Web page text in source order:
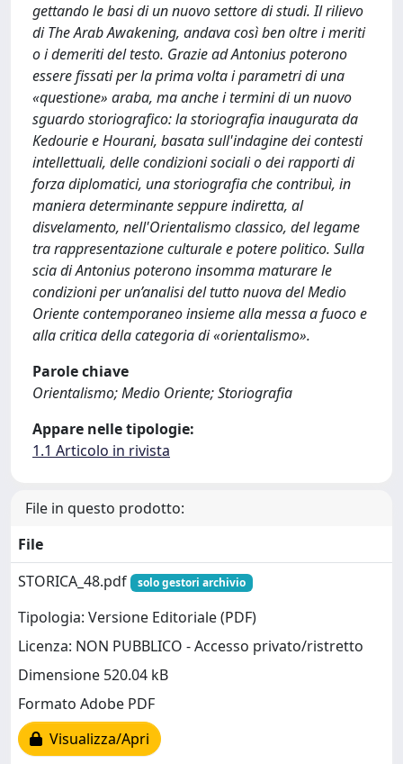
gettando le basi di un nuovo settore di studi. Il rilievo
di The Arab Awakening, andava così ben oltre i meriti
o i demeriti del testo. Grazie ad Antonius poterono
essere fissati per la prima volta i parametri di una
«questione» araba, ma anche i termini di un nuovo
sguardo storiografico: la storiografia inaugurata da
Kedourie e Hourani, basata sull'indagine dei contesti
intellettuali, delle condizioni sociali o dei rapporti di
forza diplomatici, una storiografia che contribuì, in
maniera determinante seppure indiretta, al
disvelamento, nell'Orientalismo classico, del legame
tra rappresentazione culturale e potere politico. Sulla
scia di Antonius poterono insomma maturare le
condizioni per un’analisi del tutto nuova del Medio
Oriente contemporaneo insieme alla messa a fuoco e
alla critica della categoria di «orientalismo».
Parole chiave
Orientalismo; Medio Oriente; Storiografia
Appare nelle tipologie:
1.1 Articolo in rivista
File in questo prodotto:
File
STORICA_48.pdf
solo gestori archivio
Tipologia: Versione Editoriale (PDF)
Licenza: NON PUBBLICO - Accesso privato/ristretto
Dimensione 520.04 kB
Formato Adobe PDF
Visualizza/Apri